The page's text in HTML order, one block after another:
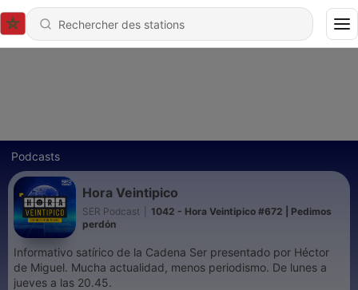
Podcasts
Hora Veintipico
SER Podcast
1042 - Hora Veintipico #672 | Pedimos
perdón
Informativo satírico de la Cadena Ser presentado por Héctor
de Miguel. Mucha actualidad, menos periodismo. De lunes a
jueves a las 20.45.